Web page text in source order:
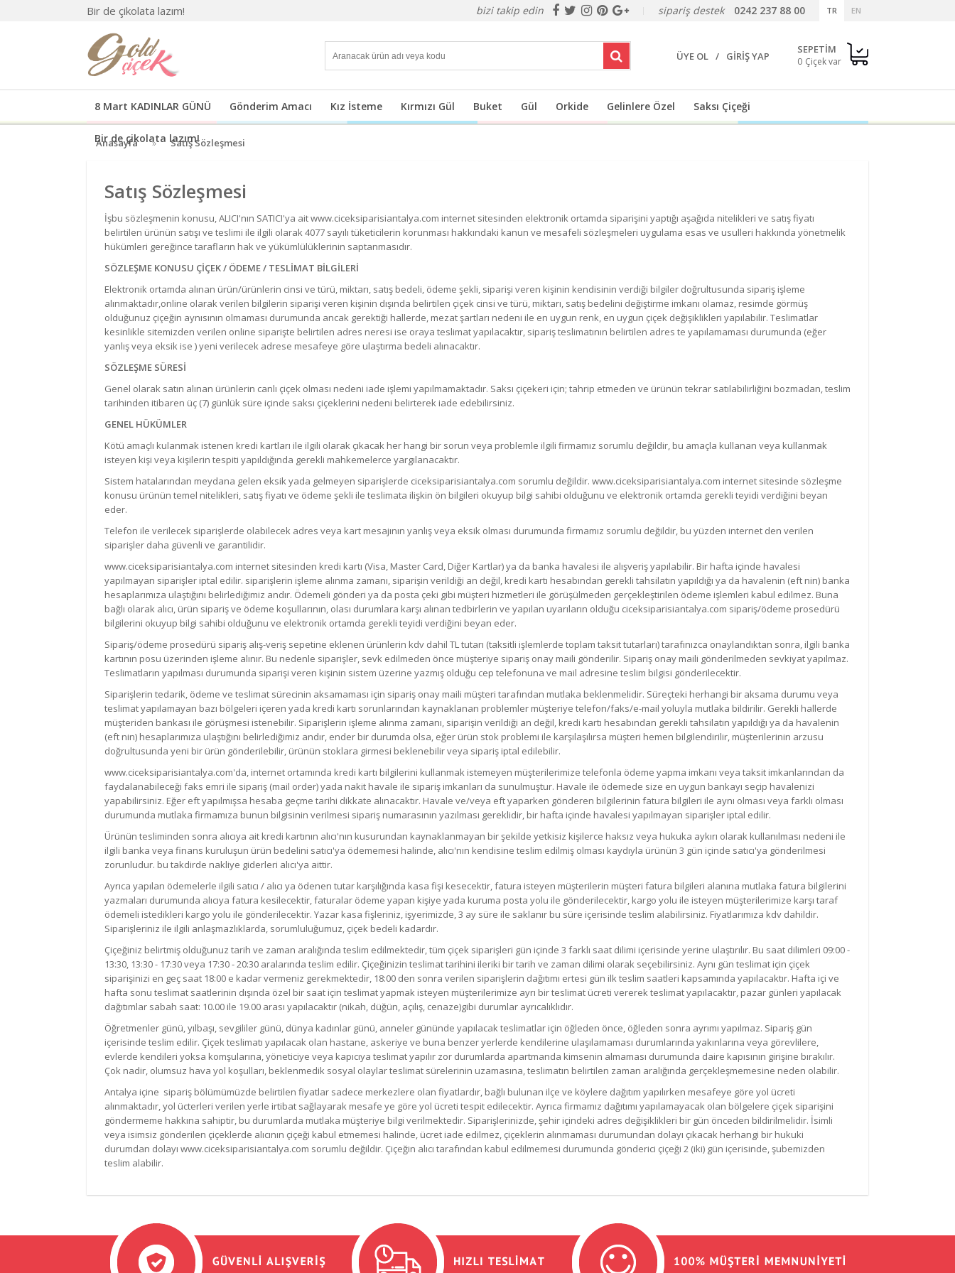
Bir de çikolata lazım! TR EN
sipariş destek 0242 237 88 00
bizi takip edin
ÜYE OL / GİRİŞ YAP
SEPETİM
0
8 Mart KADINLAR GÜNÜ Gönderim Amacı Kız İsteme Kırmızı Gül Buket Gül Orkide Gelinlere Özel Saksı Çiçeği
Bir de çikolata lazım!
Anasayfa Satış Sözleşmesi
Satış Sözleşmesi
İşbu sözleşmenin konusu, ALICI'nın SATICI'ya ait www.ciceksiparisiantalya.com internet sitesinden elektronik ortamda siparişini yaptığı aşağıda nitelikleri ve satış fiyatı
belirtilen ürünün satışı ve teslimi ile ilgili olarak 4077 sayılı tüketicilerin korunması hakkındaki kanun ve mesafeli sözleşmeleri uygulama esas ve usulleri hakkında yönetmelik
hükümleri gereğince tarafların hak ve yükümlülüklerinin saptanmasıdır.
SÖZLEŞME KONUSU ÇİÇEK / ÖDEME / TESLİMAT BİLGİLERİ
Elektronik ortamda alınan ürün/ürünlerin cinsi ve türü, miktarı, satış bedeli, ödeme şekli, siparişi veren kişinin kendisinin verdiği bilgiler doğrultusunda sipariş işleme
alınmaktadır,online olarak verilen bilgilerin siparişi veren kişinin dışında belirtilen çiçek cinsi ve türü, miktarı, satış bedelini değiştirme imkanı olamaz, resimde görmüş
olduğunuz çiçeğin aynısının olmaması durumunda ancak gerektiği hallerde, mezat şartları nedeni ile en uygun renk, en uygun çiçek değişiklikleri yapılabilir. Teslimatlar
kesinlikle sitemizden verilen online siparişte belirtilen adres neresi ise oraya teslimat yapılacaktır, sipariş teslimatının belirtilen adres te yapılamaması durumunda (eğer
yanlış veya eksik ise ) yeni verilecek adrese mesafeye göre ulaştırma bedeli alınacaktır.
SÖZLEŞME SÜRESİ
Genel olarak satın alınan ürünlerin canlı çiçek olması nedeni iade işlemi yapılmamaktadır. Saksı çiçekeri için; tahrip etmeden ve ürünün tekrar satılabilirliğini bozmadan, teslim
tarihinden itibaren üç (7) günlük süre içinde saksı çiçeklerini nedeni belirterek iade edebilirsiniz.
GENEL HÜKÜMLER
Kötü amaçlı kulanmak istenen kredi kartları ile ilgili olarak çıkacak her hangi bir sorun veya problemle ilgili firmamız sorumlu değildir, bu amaçla kullanan veya kullanmak
isteyen kişi veya kişilerin tespiti yapıldığında gerekli mahkemelerce yargılanacaktır.
Sistem hatalarından meydana gelen eksik yada gelmeyen siparişlerde ciceksiparisiantalya.com sorumlu değildir. www.ciceksiparisiantalya.com internet sitesinde sözleşme
konusu ürünün temel nitelikleri, satış fiyatı ve ödeme şekli ile teslimata ilişkin ön bilgileri okuyup bilgi sahibi olduğunu ve elektronik ortamda gerekli teyidi verdiğini beyan
eder.
Telefon ile verilecek siparişlerde olabilecek adres veya kart mesajının yanlış veya eksik olması durumunda firmamız sorumlu değildir, bu yüzden internet den verilen
siparişler daha güvenli ve garantilidir.
www.ciceksiparisiantalya.com internet sitesinden kredi kartı (Visa, Master Card, Diğer Kartlar) ya da banka havalesi ile alışveriş yapılabilir. Bir hafta içinde havalesi
yapılmayan siparişler iptal edilir. siparişlerin işleme alınma zamanı, siparişin verildiği an değil, kredi kartı hesabından gerekli tahsilatın yapıldığı ya da havalenin (eft nin) banka
hesaplarımıza ulaştığını belirlediğimiz andır. Ödemeli gönderi ya da posta çeki gibi müşteri hizmetleri ile görüşülmeden gerçekleştirilen ödeme işlemleri kabul edilmez. Buna
bağlı olarak alıcı, ürün sipariş ve ödeme koşullarının, olası durumlara karşı alınan tedbirlerin ve yapılan uyarıların olduğu ciceksiparisiantalya.com sipariş/ödeme prosedürü
bilgilerini okuyup bilgi sahibi olduğunu ve elektronik ortamda gerekli teyidi verdiğini beyan eder.
Sipariş/ödeme prosedürü sipariş alış-veriş sepetine eklenen ürünlerin kdv dahil TL tutarı (taksitli işlemlerde toplam taksit tutarları) tarafınızca onaylandıktan sonra, ilgili banka
kartının posu üzerinden işleme alınır. Bu nedenle siparişler, sevk edilmeden önce müşteriye sipariş onay maili gönderilir. Sipariş onay maili gönderilmeden sevkiyat yapılmaz.
Teslimatların yapılması durumunda siparişi veren kişinin sistem üzerine yazmış olduğu cep telefonuna ve mail adresine teslim bilgisi gönderilecektir.
Siparişlerin tedarik, ödeme ve teslimat sürecinin aksamaması için sipariş onay maili müşteri tarafından mutlaka beklenmelidir. Süreçteki herhangi bir aksama durumu veya
teslimat yapılamayan bazı bölgeleri içeren yada kredi kartı sorunlarından kaynaklanan problemler müşteriye telefon/faks/e-mail yoluyla mutlaka bildirilir. Gerekli hallerde
müşteriden bankası ile görüşmesi istenebilir. Siparişlerin işleme alınma zamanı, siparişin verildiği an değil, kredi kartı hesabından gerekli tahsilatın yapıldığı ya da havalenin
(eft nin) hesaplarımıza ulaştığını belirlediğimiz andır, ender bir durumda olsa, eğer ürün stok problemi ile karşılaşılırsa müşteri hemen bilgilendirilir, müşterilerinin arzusu
doğrultusunda yeni bir ürün gönderilebilir, ürünün stoklara girmesi beklenebilir veya sipariş iptal edilebilir.
www.ciceksiparisiantalya.com'da, internet ortamında kredi kartı bilgilerini kullanmak istemeyen müşterilerimize telefonla ödeme yapma imkanı veya taksit imkanlarından da
faydalanabileceği faks emri ile sipariş (mail order) yada nakit havale ile sipariş imkanları da sunulmuştur. Havale ile ödemede size en uygun bankayı seçip havalenizi
yapabilirsiniz. Eğer eft yapılmışsa hesaba geçme tarihi dikkate alınacaktır. Havale ve/veya eft yaparken gönderen bilgilerinin fatura bilgileri ile aynı olması veya farklı olması
durumunda mutlaka firmamıza bunun bilgisinin verilmesi sipariş numarasının yazılması gereklidir, bir hafta içinde havalesi yapılmayan siparişler iptal edilir.
Ürünün tesliminden sonra alıcıya ait kredi kartının alıcı'nın kusurundan kaynaklanmayan bir şekilde yetkisiz kişilerce haksız veya hukuka aykırı olarak kullanılması nedeni ile
ilgili banka veya finans kuruluşun ürün bedelini satıcı'ya ödememesi halinde, alıcı'nın kendisine teslim edilmiş olması kaydıyla ürünün 3 gün içinde satıcı'ya gönderilmesi
zorunludur. bu takdirde nakliye giderleri alıcı'ya aittir.
Ayrıca yapılan ödemelerle ilgili satıcı / alıcı ya ödenen tutar karşılığında kasa fişi kesecektir, fatura isteyen müşterilerin müşteri fatura bilgileri alanına mutlaka fatura bilgilerini
yazmaları durumunda alıcıya fatura kesilecektir, faturalar ödeme yapan kişiye yada kuruma posta yolu ile gönderilecektir, kargo yolu ile isteyen müşterilerimize karşı taraf
ödemeli istedikleri kargo yolu ile gönderilecektir. Yazar kasa fişleriniz, işyerimizde, 3 ay süre ile saklanır bu süre içerisinde teslim alabilirsiniz. Fiyatlarımıza kdv dahildir.
Siparişleriniz ile ilgili anlaşmazlıklarda, sorumluluğumuz, çiçek bedeli kadardır.
Çiçeğiniz belirtmiş olduğunuz tarih ve zaman aralığında teslim edilmektedir, tüm çiçek siparişleri gün içinde 3 farklı saat dilimi içerisinde yerine ulaştırılır. Bu saat dilimleri 09:00 -
13:30, 13:30 - 17:30 veya 17:30 - 20:30 aralarında teslim edilir. Çiçeğinizin teslimat tarihini ileriki bir tarih ve zaman dilimi olarak seçebilirsiniz. Aynı gün teslimat için çiçek
siparişinizi en geç saat 18:00 e kadar vermeniz gerekmektedir, 18:00 den sonra verilen siparişlerin dağıtımı ertesi gün ilk teslim saatleri kapsamında yapılacaktır. Hafta içi ve
hafta sonu teslimat saatlerinin dışında özel bir saat için teslimat yapmak isteyen müşterilerimize ayrı bir teslimat ücreti vererek teslimat yapılacaktır, pazar günleri yapılacak
dağıtımlar sabah saat: 10.00 ile 19.00 arası yapılacaktır (nikah, düğün, açılış, cenaze)gibi durumlar ayrıcalıklıdır.
Öğretmenler günü, yılbaşı, sevgililer günü, dünya kadınlar günü, anneler gününde yapılacak teslimatlar için öğleden önce, öğleden sonra ayrımı yapılmaz. Sipariş gün
içerisinde teslim edilir. Çiçek teslimatı yapılacak olan hastane, askeriye ve buna benzer yerlerde kendilerine ulaşılamaması durumlarında yakınlarına veya görevlilere,
evlerde kendileri yoksa komşularına, yöneticiye veya kapıcıya teslimat yapılır zor durumlarda apartmanda kimsenin almaması durumunda daire kapısının girişine bırakılır.
Çok nadir, olumsuz hava yol koşulları, beklenmedik sosyal olaylar teslimat sürelerinin uzamasına, teslimatın belirtilen zaman aralığında gerçekleşmemesine neden olabilir.
Antalya içine sipariş bölümümüzde belirtilen fiyatlar sadece merkezlere olan fiyatlardır, bağlı bulunan ilçe ve köylere dağıtım yapılırken mesafeye göre yol ücreti
alınmaktadır, yol ücterleri verilen yerle irtibat sağlayarak mesafe ye göre yol ücreti tespit edilecektir. Ayrıca firmamız dağıtımı yapılamayacak olan bölgelere çiçek siparişini
göndermeme hakkına sahiptir, bu durumlarda mutlaka müşteriye bilgi verilmektedir. Siparişlerinizde, şehir içindeki adres değişiklikleri bir gün önceden bildirilmelidir. İsimli
veya isimsiz gönderilen çiçeklerde alıcının çiçeği kabul etmemesi halinde, ücret iade edilmez, çiçeklerin alınmaması durumundan dolayı çıkacak herhangi bir hukuki
durumdan dolayı www.ciceksiparisiantalya.com sorumlu değildir. Çiçeğin alıcı tarafından kabul edilmemesi durumunda gönderici çiçeği 2 (iki) gün içerisinde, şubemizden
teslim alabilir.